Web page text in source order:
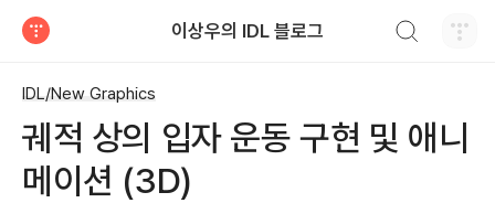
이상우의 IDL 블로그
IDL/New Graphics
궤적 상의 입자 운동 구현 및 애니
메이션 (3D)